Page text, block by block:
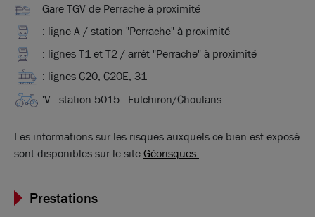
Gare TGV de Perrache à proximité
: ligne A / station "Perrache" à proximité
: lignes T1 et T2 / arrêt "Perrache" à proximité
: lignes C20, C20E, 31
'V : station 5015 - Fulchiron/Choulans
Les informations sur les risques auxquels ce bien est exposé
sont disponibles sur le siteGéorisques.
Prestations